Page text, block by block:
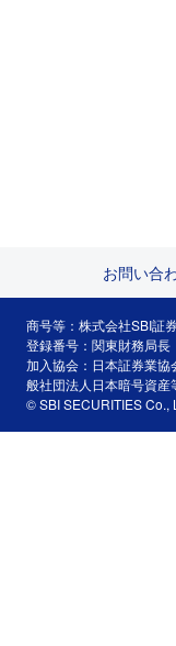
お問い合
商号等：株式会社SBI証
登録番号：関東財務局長
加入協会：日本証券業
般社団法人日本暗号資産
© SBI SECURITIES Co.,